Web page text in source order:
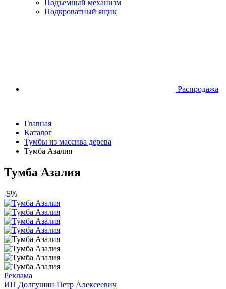
Подъемный механизм
Подкроватный ящик
Распродажа
Главная
Каталог
Тумбы из массива дерева
Тумба Азалия
Тумба Азалия
-5%
Реклама
ИП Долгушин Петр Алексеевич